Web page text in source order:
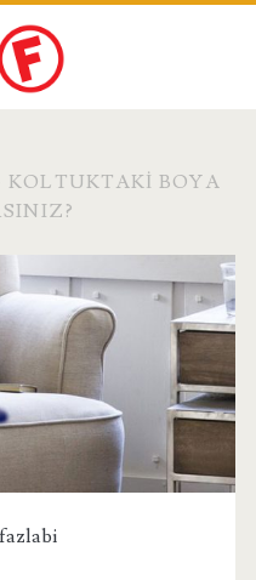
KOLTUKTAKI BOYA
fazlabi